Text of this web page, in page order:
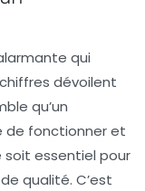
qui
dévoilent
qu’un
de fonctionner et
soit essentiel pour
qualité. C’est